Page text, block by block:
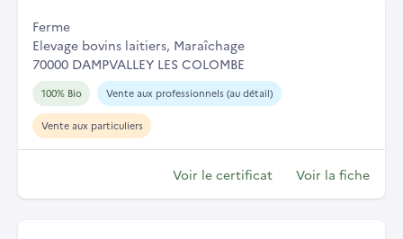
Ferme
Elevage bovins laitiers, Maraîchage
70000 DAMPVALLEY LES COLOMBE
100% Bio Vente aux professionnels (au détail)
Vente aux particuliers
Voir le certificat Voir la fiche